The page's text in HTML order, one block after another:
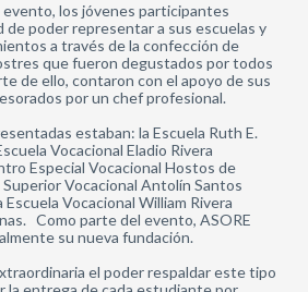
los jóvenes participantes
poder representar a sus escuelas y
a través de la confección de
que fueron degustados por todos
de ello, contaron con el apoyo de sus
por un chef profesional.
estaban: la Escuela Ruth E.
Vocacional Eladio Rivera
Especial Vocacional Hostos de
Vocacional Antolín Santos
Vocacional William Rivera
Como parte del evento, ASORE
su nueva fundación.
el poder respaldar este tipo